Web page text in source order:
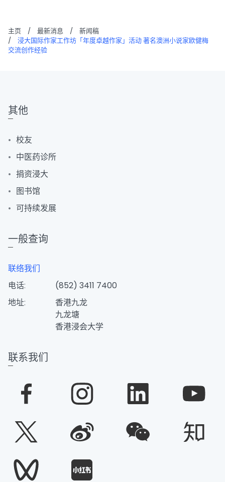
主页 / 最新消息 /
新闻稿
/
浸大国际作家工作坊「年度卓越作家」活动 著名澳洲小说家欧健梅
交流创作经验
其他
校友
中医药诊所
捐资浸大
图书馆
可持续发展
一般查询
联络我们
电话:
(852) 3411 7400
地址:
香港九龙
九龙塘
香港浸会大学
联系我们